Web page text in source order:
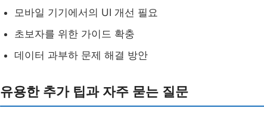
모바일 기기에서의 UI 개선 필요
초보자를 위한 가이드 확충
데이터 과부하 문제 해결 방안
유용한 추가 팁과 자주 묻는 질문